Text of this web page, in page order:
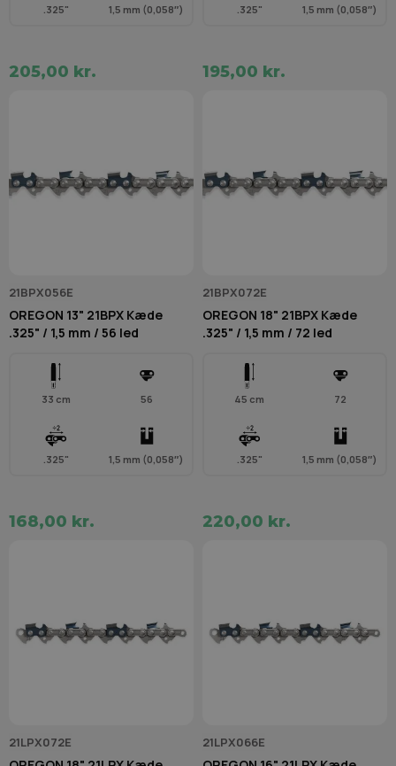
.325" 1,5 mm (0,058″)
205,00 kr.
.325" 1,5 mm (0,058″)
195,00 kr.
21BPX056E
OREGON 13" 21BPX Kæde
.325" / 1,5 mm / 56 led
33 cm 56
.325" 1,5 mm (0,058″)
168,00 kr.
21BPX072E
OREGON 18" 21BPX Kæde
.325" / 1,5 mm / 72 led
45 cm 72
.325" 1,5 mm (0,058″)
220,00 kr.
21LPX072E 21LPX066E